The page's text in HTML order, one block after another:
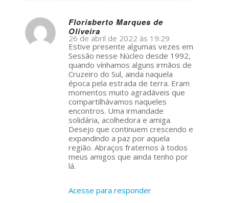
Florisberto Marques de
Oliveira
s
ays:
26 de abril de 2022 às 19:29
Estive presente algumas vezes em
Sessão nesse Núcleo desde 1992,
quando vínhamos alguns irmãos de
Cruzeiro do Sul, ainda naquela
época pela estrada de terra. Eram
momentos muito agradáveis que
compartilhávamos naqueles
encontros. Uma irmandade
solidária, acolhedora e amiga.
Desejo que continuem crescendo e
expandindo a paz por aquela
região. Abraços fraternos à todos
meus amigos que ainda tenho por
lá.
Acesse para responder